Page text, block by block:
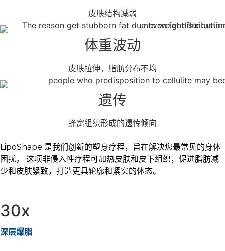
皮肤结构减弱
体重波动
皮肤拉伸，脂肪分布不均
遗传
蜂窝组织形成的遗传倾向
LipoShape 是我们创新的塑身疗程，旨在解决您最常见的身体
困扰。 这项非侵入性疗程可加热皮肤和皮下组织，促进脂肪减
少和皮肤紧致，打造更具轮廓和紧实的体态。
30x
深层爆脂